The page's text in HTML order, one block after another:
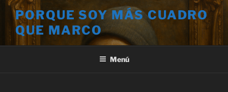
Saltar
contenido
PORQUE SOY MÁS CUADRO
QUE MARCO
Menú